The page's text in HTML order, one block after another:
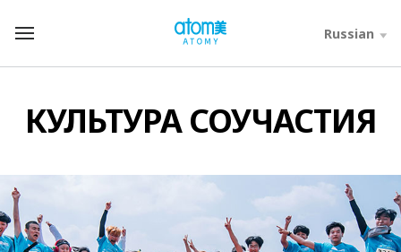
바
Russian
t
u
КУЛЬТУРА СОУЧАСТИЯ